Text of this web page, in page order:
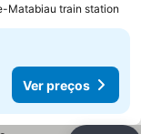
Matabiau train station
Ver preços